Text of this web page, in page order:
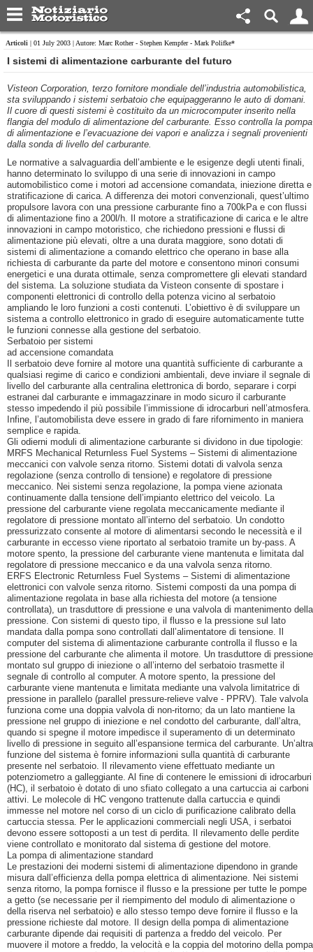
Articoli | 01 July 2003 | Autore: Marc Rother - Stephen Kempfer - Mark Polifke*
I sistemi di alimentazione carburante del futuro
Visteon Corporation, terzo fornitore mondiale dell’industria automobilistica,
sta sviluppando i sistemi serbatoio che equipaggeranno le auto di domani.
Il cuore di questi sistemi è costituito da un microcomputer inserito nella
flangia del modulo di alimentazione del carburante. Esso controlla la pompa
di alimentazione e l’evacuazione dei vapori e analizza i segnali provenienti
dalla sonda di livello del carburante.
Le normative a salvaguardia dell’ambiente e le esigenze degli utenti finali,
hanno determinato lo sviluppo di una serie di innovazioni in campo
automobilistico come i motori ad accensione comandata, iniezione diretta e
stratificazione di carica. A differenza dei motori convenzionali, quest’ultimo
propulsore lavora con una pressione carburante fino a 700kPa e con flussi
di alimentazione fino a 200l/h. Il motore a stratificazione di carica e le altre
innovazioni in campo motoristico, che richiedono pressioni e flussi di
alimentazione più elevati, oltre a una durata maggiore, sono dotati di
sistemi di alimentazione a comando elettrico che operano in base alla
richiesta di carburante da parte del motore e consentono minori consumi
energetici e una durata ottimale, senza compromettere gli elevati standard
del sistema. La soluzione studiata da Visteon consente di spostare i
componenti elettronici di controllo della potenza vicino al serbatoio
ampliando le loro funzioni a costi contenuti. L’obiettivo è di sviluppare un
sistema a controllo elettronico in grado di eseguire automaticamente tutte
le funzioni connesse alla gestione del serbatoio.
Serbatoio per sistemi
ad accensione comandata
Il serbatoio deve fornire al motore una quantità sufficiente di carburante a
qualsiasi regime di carico e condizioni ambientali, deve inviare il segnale di
livello del carburante alla centralina elettronica di bordo, separare i corpi
estranei dal carburante e immagazzinare in modo sicuro il carburante
stesso impedendo il più possibile l’immissione di idrocarburi nell’atmosfera.
Infine, l’automobilista deve essere in grado di fare rifornimento in maniera
semplice e rapida.
Gli odierni moduli di alimentazione carburante si dividono in due tipologie:
MRFS Mechanical Returnless Fuel Systems – Sistemi di alimentazione
meccanici con valvole senza ritorno. Sistemi dotati di valvola senza
regolazione (senza controllo di tensione) e regolatore di pressione
meccanico. Nei sistemi senza regolazione, la pompa viene azionata
continuamente dalla tensione dell’impianto elettrico del veicolo. La
pressione del carburante viene regolata meccanicamente mediante il
regolatore di pressione montato all’interno del serbatoio. Un condotto
pressurizzato consente al motore di alimentarsi secondo le necessità e il
carburante in eccesso viene riportato al serbatoio tramite un by-pass. A
motore spento, la pressione del carburante viene mantenuta e limitata dal
regolatore di pressione meccanico e da una valvola senza ritorno.
ERFS Electronic Returnless Fuel Systems – Sistemi di alimentazione
elettronici con valvole senza ritorno. Sistemi composti da una pompa di
alimentazione regolata in base alla richiesta del motore (a tensione
controllata), un trasduttore di pressione e una valvola di mantenimento della
pressione. Con sistemi di questo tipo, il flusso e la pressione sul lato
mandata dalla pompa sono controllati dall’alimentatore di tensione. Il
computer del sistema di alimentazione carburante controlla il flusso e la
pressione del carburante che alimenta il motore. Un trasduttore di pressione
montato sul gruppo di iniezione o all’interno del serbatoio trasmette il
segnale di controllo al computer. A motore spento, la pressione del
carburante viene mantenuta e limitata mediante una valvola limitatrice di
pressione in parallelo (parallel pressure-relieve valve - PPRV). Tale valvola
funziona come una doppia valvola di non-ritorno; da un lato mantiene la
pressione nel gruppo di iniezione e nel condotto del carburante, dall’altra,
quando si spegne il motore impedisce il superamento di un determinato
livello di pressione in seguito all’espansione termica del carburante. Un’altra
funzione del sistema è fornire informazioni sulla quantità di carburante
presente nel serbatoio. Il rilevamento viene effettuato mediante un
potenziometro a galleggiante. Al fine di contenere le emissioni di idrocarburi
(HC), il serbatoio è dotato di uno sfiato collegato a una cartuccia ai carboni
attivi. Le molecole di HC vengono trattenute dalla cartuccia e quindi
immesse nel motore nel corso di un ciclo di purificazione calibrato della
cartuccia stessa. Per le applicazioni commerciali negli USA, i serbatoi
devono essere sottoposti a un test di perdita. Il rilevamento delle perdite
viene controllato e monitorato dal sistema di gestione del motore.
La pompa di alimentazione standard
Le prestazioni dei moderni sistemi di alimentazione dipendono in grande
misura dall’efficienza della pompa elettrica di alimentazione. Nei sistemi
senza ritorno, la pompa fornisce il flusso e la pressione per tutte le pompe
a getto (se necessarie per il riempimento del modulo di alimentazione o
della riserva nel serbatoio) e allo stesso tempo deve fornire il flusso e la
pressione richieste dal motore. Il design della pompa di alimentazione
carburante dipende dai requisiti di partenza a freddo del veicolo. Per
muovere il motore a freddo, la velocità e la coppia del motorino della pompa